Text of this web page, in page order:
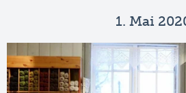
1. Mai